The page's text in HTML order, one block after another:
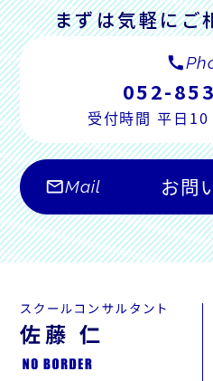
まずは気軽にご
call
052-
受付時間 平日
mail_outlineMail お問